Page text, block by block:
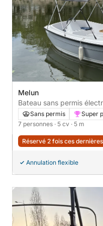
Melun
Bateau sans permis
Sans permis
Super
7 personnes · 5 cv · 5 m
Réservé 2 fois ces
Annulation flexible